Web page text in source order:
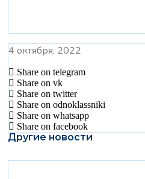
4 октября, 2022
Share on telegram
Share on vk
Share on twitter
Share on odnoklassniki
Share on whatsapp
Share on facebook
Другие новости